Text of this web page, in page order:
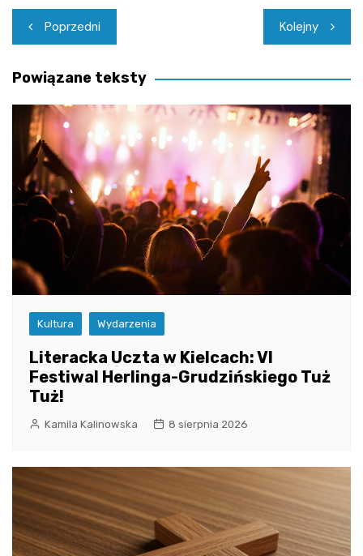
Nawigacja
wpisu
Poprzedni Kolejny
Powiązane teksty
Kultura Wydarzenia
Literacka Uczta w Kielcach: VI
Festiwal Herlinga-Grudzińskiego Tuż
Tuż!
Kamila Kalinowska 8 sierpnia 2026